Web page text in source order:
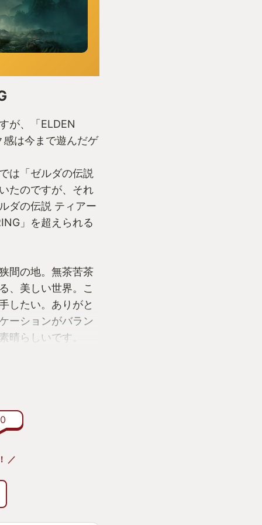
が、「ELDEN
は今まで遊んだゲ
は「ゼルダの伝説
たのですが、それ
ダの伝説 ティアー
」を超えられる
間の地。無茶苦茶
、美しい世界。こ
したい。ありがと
ーションがバラン
晴らしいです。
味で、かつ敵もか
からこそ、先に進
分が冒険している
するか…無数の選
事でした。
を死闘の末に倒し
0
／